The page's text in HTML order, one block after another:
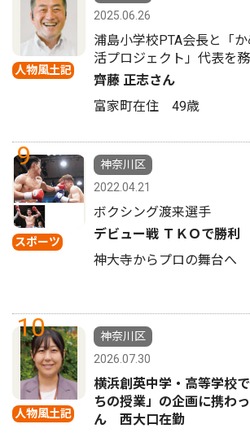
人物風土記
2025.06.26
浦島小学校PTA会長と「
活プロジェクト」代表を
齊藤 正志さん
富家町在住 49歳
9
スポーツ
神奈川区
2022.04.21
ボクシング渡来選手
デビュー戦 ＴＫＯで勝利
神大寺からプロの舞台へ
10
人物風土記
神奈川区
2026.07.30
横浜創英中学・高等学校
ちの授業」の企画に携わ
ん 西大口在勤